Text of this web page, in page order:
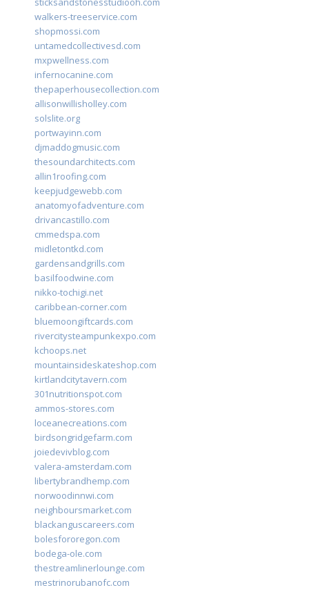
walkers-treeservice.com
shopmossi.com
untamedcollectivesd.com
mxpwellness.com
infernocanine.com
thepaperhousecollection.com
allisonwillisholley.com
solslite.org
portwayinn.com
djmaddogmusic.com
thesoundarchitects.com
allin1roofing.com
keepjudgewebb.com
anatomyofadventure.com
drivancastillo.com
cmmedspa.com
midletontkd.com
gardensandgrills.com
basilfoodwine.com
nikko-tochigi.net
caribbean-corner.com
bluemoongiftcards.com
rivercitysteampunkexpo.com
kchoops.net
mountainsideskateshop.com
kirtlandcitytavern.com
301nutritionspot.com
ammos-stores.com
loceanecreations.com
birdsongridgefarm.com
joiedevivblog.com
valera-amsterdam.com
libertybrandhemp.com
norwoodinnwi.com
neighboursmarket.com
blackanguscareers.com
bolesfororegon.com
bodega-ole.com
thestreamlinerlounge.com
mestrinorubanofc.com